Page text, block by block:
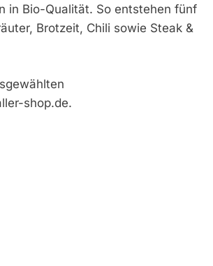
in Bio-Qualität. So entstehen fünf
Brotzeit, Chili sowie Steak &
shop.de.